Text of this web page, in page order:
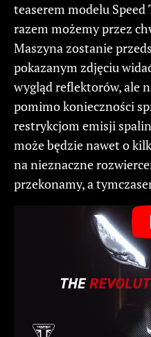
teaserem modelu Speed
razem możemy przez
Maszyna zostanie
pokazanym zdjęciu
wygląd reflektorów, ale
pomimo konieczności
restrykcjom emisji
może będzie nawet o
na nieznaczne
przekonamy, a